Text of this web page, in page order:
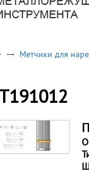
Метчики для